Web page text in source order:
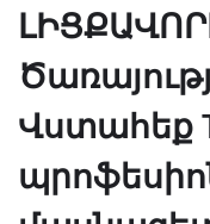
Վստահեք